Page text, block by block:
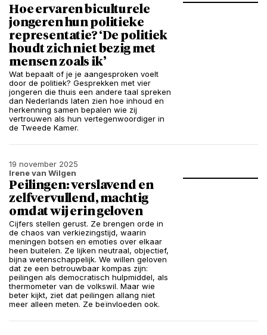
Hoe ervaren biculturele
jongeren hun politieke
representatie? ‘De politiek
houdt zich niet bezig met
mensen zoals ik’
Wat bepaalt of je je aangesproken voelt
door de politiek? Gesprekken met vier
jongeren die thuis een andere taal spreken
dan Nederlands laten zien hoe inhoud en
herkenning samen bepalen wie zij
vertrouwen als hun vertegenwoordiger in
de Tweede Kamer.
19 november 2025
Irene van Wilgen
Peilingen: verslavend en
zelfvervullend, machtig
omdat wij erin geloven
Cijfers stellen gerust. Ze brengen orde in
de chaos van verkiezingstijd, waarin
meningen botsen en emoties over elkaar
heen buitelen. Ze lijken neutraal, objectief,
bijna wetenschappelijk. We willen geloven
dat ze een betrouwbaar kompas zijn:
peilingen als democratisch hulpmiddel, als
thermometer van de volkswil. Maar wie
beter kijkt, ziet dat peilingen allang niet
meer alleen meten. Ze beïnvloeden ook.